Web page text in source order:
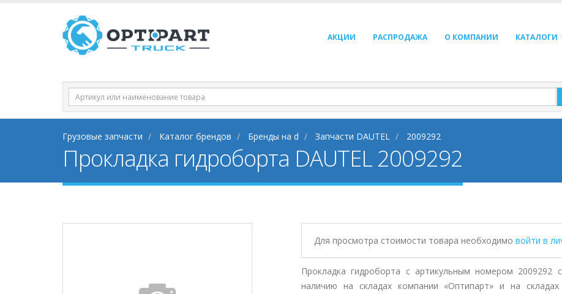
АКЦИИ РАСПРОДАЖА О КОМПАНИИ КАТАЛОГИ
Грузовые запчасти Каталог брендов Бренды на d Запчасти DAUTEL 2009292
Прокладка гидроборта DAUTEL 2009292
Для просмотра стоимости товара необходимо войти в
Прокладка гидроборта с артикульным номером 2009292
наличию на складах компании «Оптипарт» и на